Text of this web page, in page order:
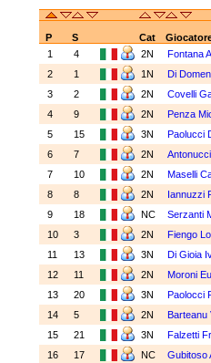
P
S Cat
1
4 2N Fontana
2
1 1N Di
3
2 2N Covelli
4
9 2N Penza
5
15 3N Paolucci
6
7 2N
7
10 2N Maselli
8
8 2N Iannuzzi
9
18 NC Serzanti
10
3 2N Fiengo
11
13 3N Di Gioia
12
11 2N Moroni
13
20 3N Paolocci
14
5 2N Barteanu
15
21 3N Falzetti
16
17 NC Gubitoso